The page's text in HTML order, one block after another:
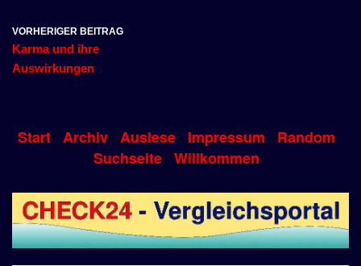
VORHERIGER BEITRAG
Karma und ihre
Auswirkungen
Start Archiv Auslese Impressum
Random
Suchseite Willkommen